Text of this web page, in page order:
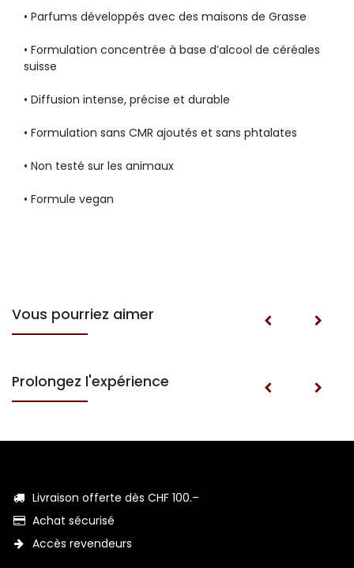
• Parfums développés avec des maisons de Grasse
• Formulation concentrée à base d’alcool de céréales
suisse
• Diffusion intense, précise et durable
• Formulation sans CMR ajoutés et sans phtalates
• Non testé sur les animaux
• Formule vegan
Vous pourriez aimer
Prolongez l'expérience
Livraison offerte dès CHF 100.–
Achat sécurisé
Accès revendeurs